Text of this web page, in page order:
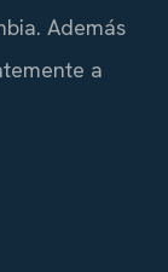
Además
a